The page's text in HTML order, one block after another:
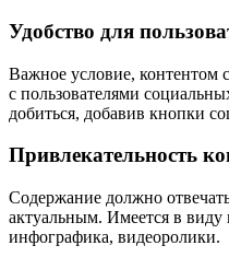
Удобство для
Важное условие, контентом
с пользователями
добиться, добавив кнопки
Привлекательность
Содержание должно
актуальным. Имеется в виду
инфографика, видеоролики.